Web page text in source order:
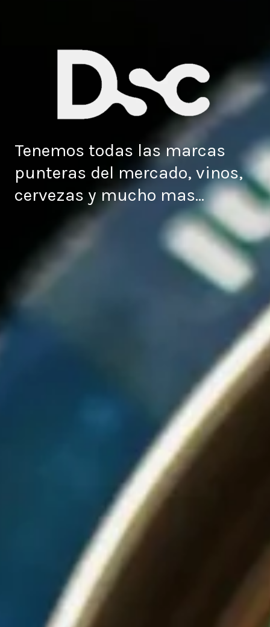
Tenemos todas las marcas
punteras del mercado, vinos,
cervezas y mucho mas...